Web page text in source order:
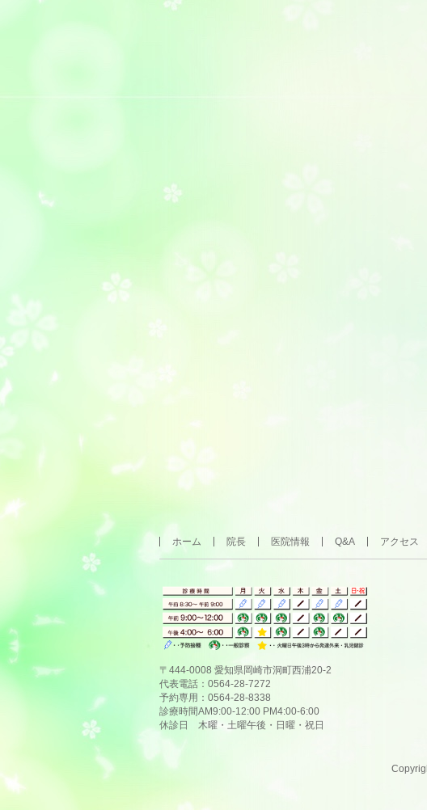
ホーム 院長 医院情報 Q&A アクセス
〒444-0008 愛知県岡崎市洞町西浦20-2
代表電話：0564-28-7272
予約専用：0564-28-8338
診療時間AM9:00-12:00 PM4:00-6:00
休診日 木曜・土曜午後・日曜・祝日